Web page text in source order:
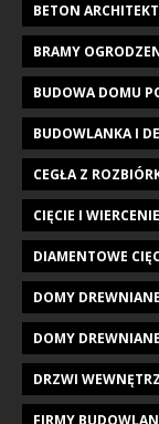
BETON
BRAMY
BUDOWA DOMU
BUDOWLANKA I
CEGŁA Z
CIĘCIE I
DIAMENTOWE
DOMY
DOMY
DRZWI
FIRMY